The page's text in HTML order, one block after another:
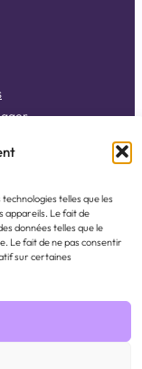
telles que les
appareils. Le fait de
données telles que le
Le fait de ne pas consentir
sur certaines